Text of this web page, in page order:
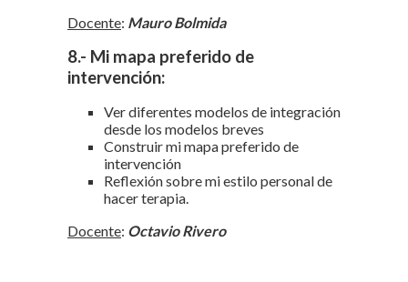
Docente: Mauro Bolmida
8.- Mi mapa preferido de
intervención:
Ver diferentes modelos de integración
desde los modelos breves
Construir mi mapa preferido de
intervención
Reflexión sobre mi estilo personal de
hacer terapia.
Docente: Octavio Rivero